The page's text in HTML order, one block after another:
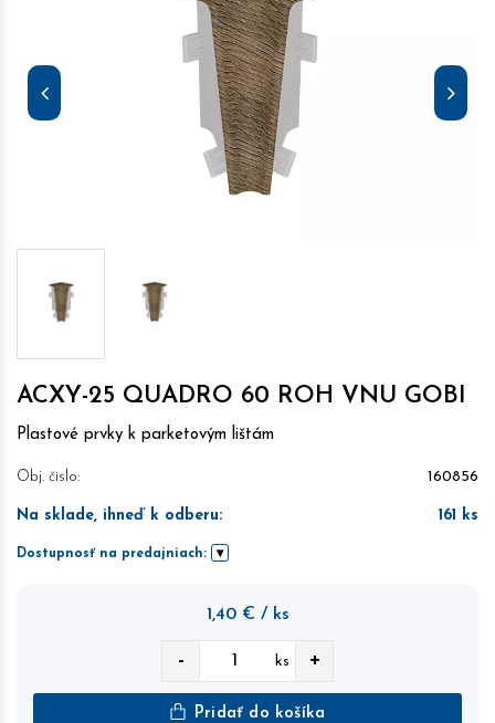
ACXY-25 QUADRO 60 ROH VNU GOBI
Plastové prvky k parketovým lištám
Obj. čislo: 160856
Na sklade, ihneď k odberu: 161 ks
Dostupnosť na predajniach:
1,40 € / ks
- ks +
Pridať do košíka